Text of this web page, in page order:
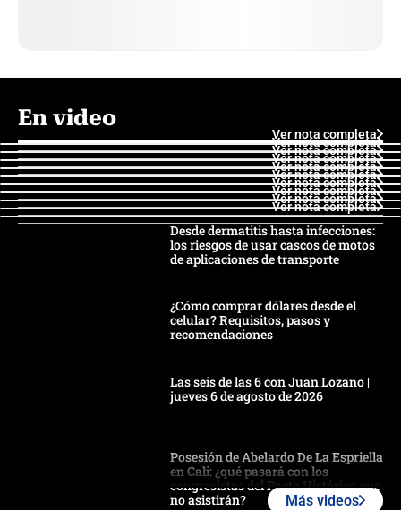
En video
Ver nota completa
Ver nota completa
Ver nota completa
Ver nota completa
Ver nota completa
Ver nota completa
Ver nota completa
Ver nota completa
Ver nota completa
Ver nota completa
Desde dermatitis hasta infecciones:
los riesgos de usar cascos de motos
de aplicaciones de transporte
¿Cómo comprar dólares desde el
celular? Requisitos, pasos y
recomendaciones
Las seis de las 6 con Juan Lozano |
jueves 6 de agosto de 2026
Posesión de Abelardo De La Espriella
en Cali: ¿qué pasará con los
congresistas del Pacto Histórico que
no asistirán?
Más videos